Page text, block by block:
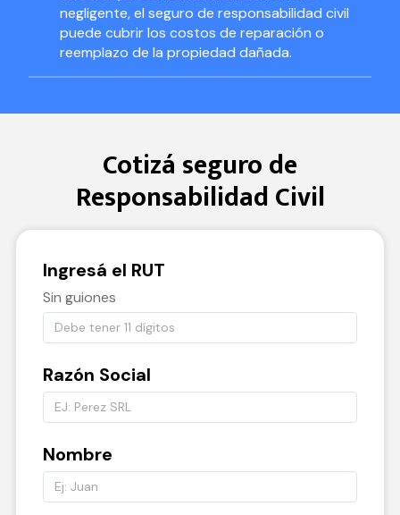
negligente, el seguro de responsabilidad civil
puede cubrir los costos de reparación o
reemplazo de la propiedad dañada.
Cotizá seguro de
Responsabilidad Civil
Ingresá el RUT
Sin guiones
Razón Social
Nombre